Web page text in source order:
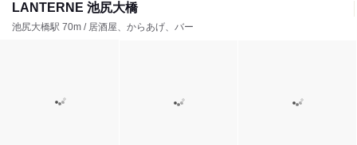
LANTERNE 池尻大橋
池尻大橋駅 70m / 居酒屋、からあげ、バー